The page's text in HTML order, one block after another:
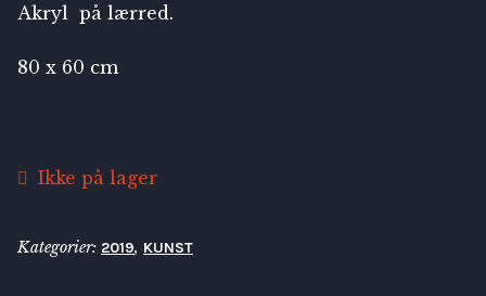
Akryl på lærred.
80 x 60 cm
Ikke på lager
Kategorier: 2019, KUNST